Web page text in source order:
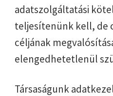
adatszolgáltatási
teljesítenünk kell, de
céljának
elengedhetetlenül
Társaságunk